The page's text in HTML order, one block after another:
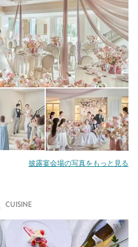
披露宴会場の写真をもっと見る
CUISINE